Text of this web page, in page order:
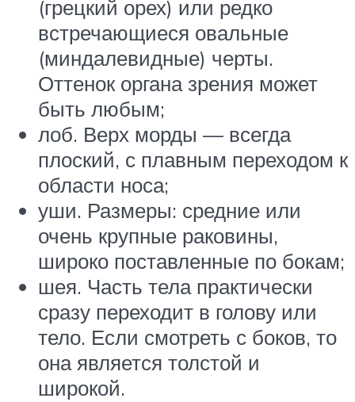
(грецкий орех) или редко
встречающиеся овальные
(миндалевидные) черты.
Оттенок органа зрения может
быть любым;
лоб. Верх морды — всегда
плоский, с плавным переходом к
области носа;
уши. Размеры: средние или
очень крупные раковины,
широко поставленные по бокам;
шея. Часть тела практически
сразу переходит в голову или
тело. Если смотреть с боков, то
она является толстой и
широкой.